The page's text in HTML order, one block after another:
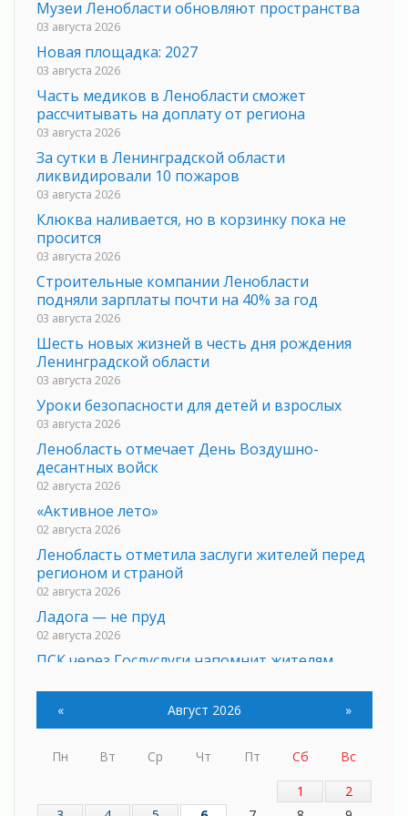
Музеи Ленобласти обновляют пространства
03 августа 2026
Новая площадка: 2027
03 августа 2026
Часть медиков в Ленобласти сможет
рассчитывать на доплату от региона
03 августа 2026
За сутки в Ленинградской области
ликвидировали 10 пожаров
03 августа 2026
Клюква наливается, но в корзинку пока не
просится
03 августа 2026
Строительные компании Ленобласти
подняли зарплаты почти на 40% за год
03 августа 2026
Шесть новых жизней в честь дня рождения
Ленинградской области
03 августа 2026
Уроки безопасности для детей и взрослых
03 августа 2026
Ленобласть отмечает День Воздушно-
десантных войск
02 августа 2026
«Активное лето»
02 августа 2026
Ленобласть отметила заслуги жителей перед
регионом и страной
02 августа 2026
Ладога — не пруд
02 августа 2026
ПСК через Гослуслуги напомнит жителям
счетах
02 августа 2026
районе Ленобласти
Жителям Ленобласти напомнили, как
« Август 2026 »
Пн Вт Ср Чт Пт Сб
Вс
1
2